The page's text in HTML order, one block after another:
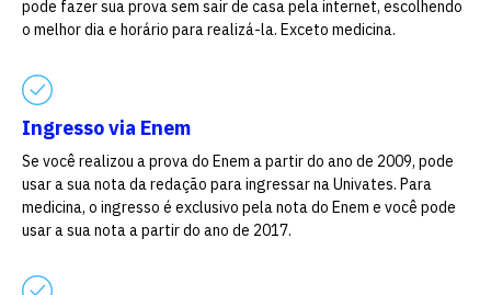
pode fazer sua prova sem sair de casa pela internet, escolhendo
o melhor dia e horário para realizá-la. Exceto medicina.
Ingresso via Enem
Se você realizou a prova do Enem a partir do ano de 2009, pode
usar a sua nota da redação para ingressar na Univates. Para
medicina, o ingresso é exclusivo pela nota do Enem e você pode
usar a sua nota a partir do ano de 2017.